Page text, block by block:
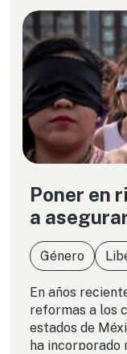
Poner en
a
Género
En años
reformas a los
estados de
ha